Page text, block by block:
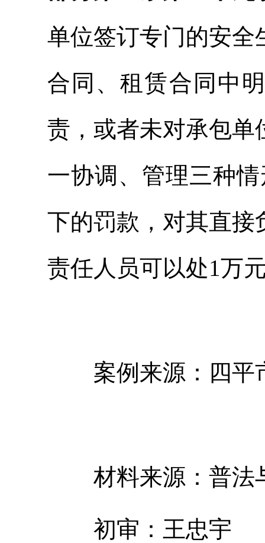
单位签订专门的安全
合同、租赁合同中
责，或者未对承包单
一协调、管理三种
下的罚款，对其直接
责任人员可以处1万
案例来源：四平
材料来源：普法
初审：王忠宇